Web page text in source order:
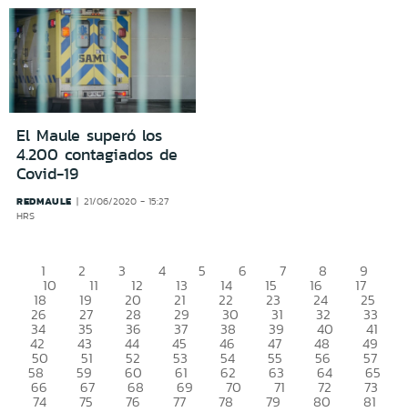
El Maule superó los
4.200 contagiados de
Covid-19
REDMAULE
21/06/2020 - 15:27
HRS
1 2 3 4 5 6 7 8 9
10 11 12 13 14 15 16 17
18 19 20 21 22 23 24 25
26 27 28 29 30 31 32 33
34 35 36 37 38 39 40 41
42 43 44 45 46 47 48 49
50 51 52 53 54 55 56 57
58 59 60 61 62 63 64 65
66 67 68 69 70 71 72 73
74 75 76 77 78 79 80 81